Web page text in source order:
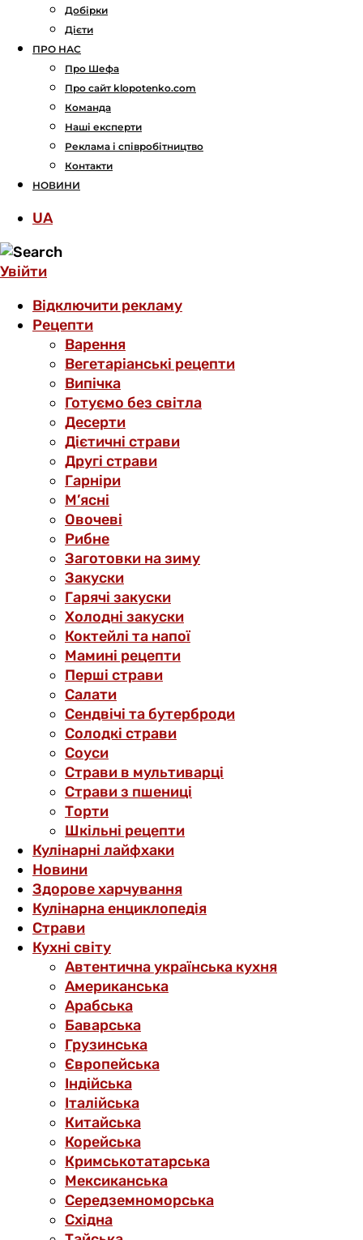
Добірки
Дієти
ПРО НАС
Про Шефа
Про сайт klopotenko.com
Команда
Наші експерти
Реклама і співробітництво
Контакти
НОВИНИ
UA
Увійти
Відключити рекламу
Рецепти
Варення
Вегетаріанські рецепти
Випічка
Готуємо без світла
Десерти
Дієтичні страви
Другі страви
Гарніри
М’ясні
Овочеві
Рибне
Заготовки на зиму
Закуски
Гарячі закуски
Холодні закуски
Коктейлі та напої
Мамині рецепти
Перші страви
Салати
Сендвічі та бутерброди
Солодкі страви
Соуси
Страви в мультиварці
Страви з пшениці
Торти
Шкільні рецепти
Кулінарні лайфхаки
Новини
Здорове харчування
Кулінарна енциклопедія
Страви
Кухні світу
Автентична українська кухня
Американська
Арабська
Баварська
Грузинська
Європейська
Індійська
Італійська
Китайська
Корейська
Кримськотатарська
Мексиканська
Середземноморська
Східна